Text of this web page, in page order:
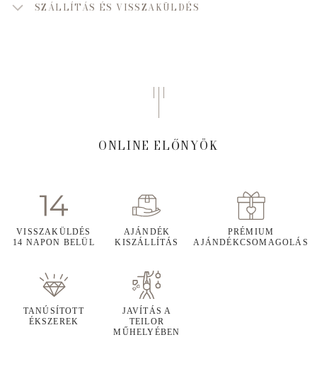
SZÁLLÍTÁS ÉS VISSZAKÜLDÉS
ONLINE ELŐNYÖK
VISSZAKÜLDÉS
14 NAPON BELÜL
AJÁNDÉK
KISZÁLLÍTÁS
PRÉMIUM
AJÁNDÉKCSOMAGOLÁS
TANÚSÍTOTT
ÉKSZEREK
JAVÍTÁS A
TEILOR
MŰHELYÉBEN